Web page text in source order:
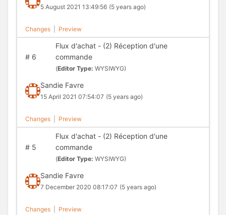
5 August 2021 13:49:56 (5 years ago)
Changes Preview
#6
Flux d'achat - (2) Réception d'une
commande
(Editor Type: WYSIWYG)
Sandie Favre
15 April 2021 07:54:07 (5 years ago)
Changes Preview
#5
Flux d'achat - (2) Réception d'une
commande
(Editor Type: WYSIWYG)
Sandie Favre
7 December 2020 08:17:07 (5 years ago)
Changes Preview